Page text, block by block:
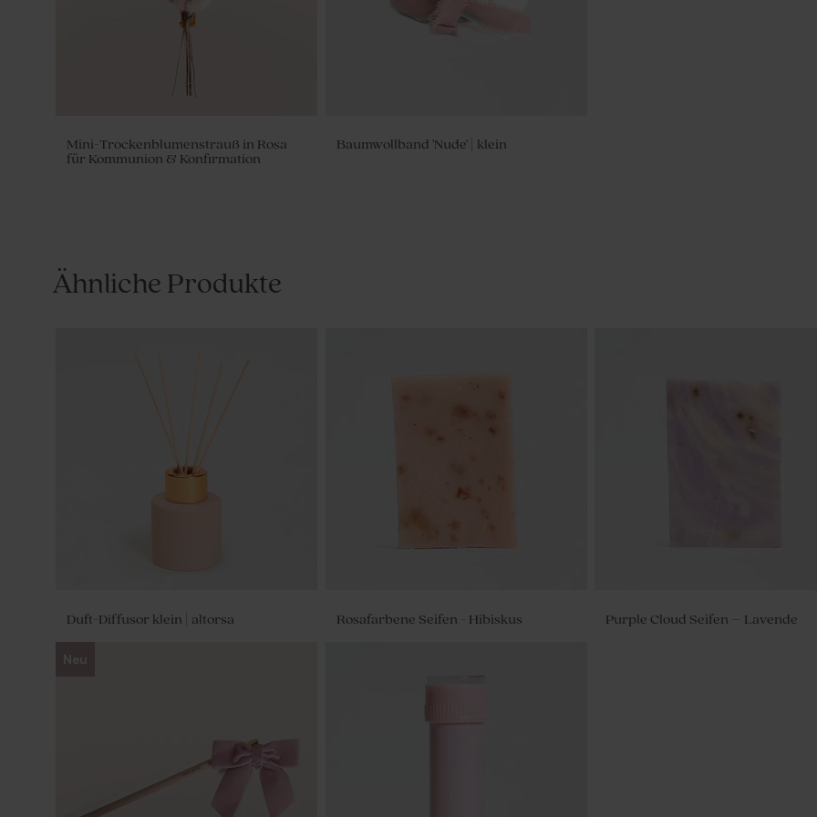
Mini-Trockenblumenstrauß in Rosa
für Kommunion & Konfirmation
Baumwollband 'Nude' | klein
Ähnliche Produkte
Duft-Diffusor klein | altorsa Rosafarbene Seifen - Hibiskus Purple Cloud Seifen – Lavende
Neu